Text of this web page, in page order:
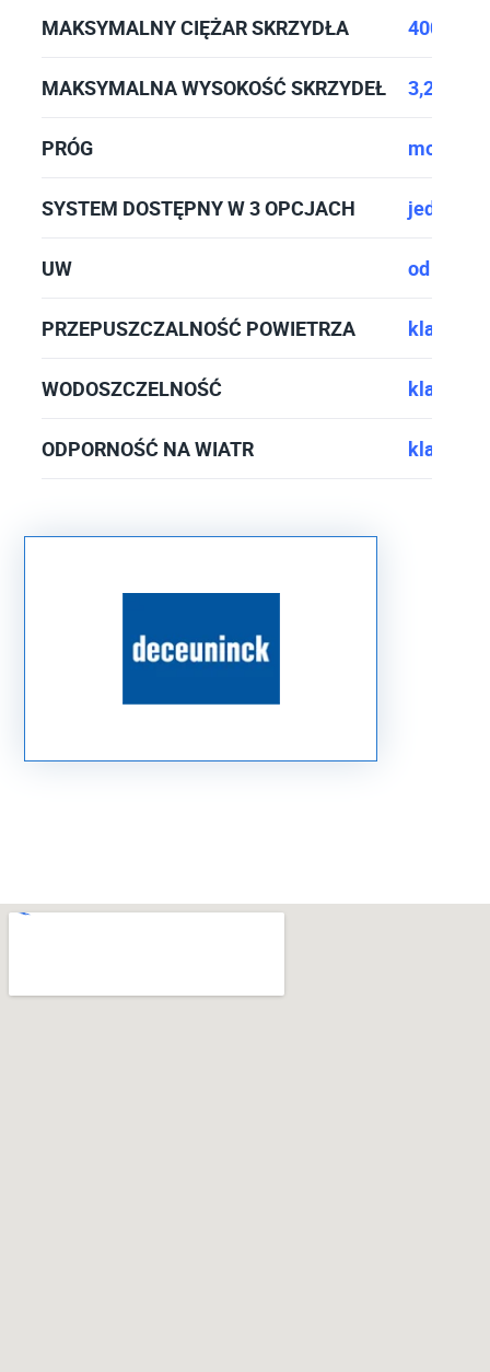
MAKSYMALNY CIĘŻAR SKRZYDŁA 400KG
MAKSYMALNA WYSOKOŚĆ SKRZYDEŁ 3,2M
PRÓG
SYSTEM DOSTĘPNY W 3 OPCJACH jedno,
UW od 0,8
PRZEPUSZCZALNOŚĆ POWIETRZA klasa 3
WODOSZCZELNOŚĆ klasa 9A
ODPORNOŚĆ NA WIATR klasa C2